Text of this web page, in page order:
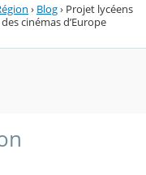
› Blog› Projet lycéens
cinémas d’Europe